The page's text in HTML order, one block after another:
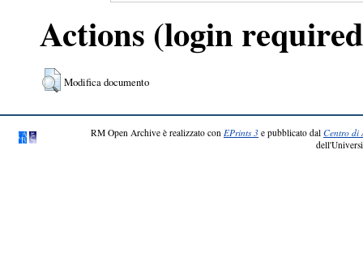
Actions (login
Modifica documento
RM Open Archive è realizzato con EPrints 3 e pubblicato dal Centro di